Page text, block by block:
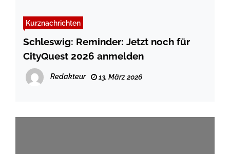
Kurznachrichten
Schleswig: Reminder: Jetzt noch für
CityQuest 2026 anmelden
Redakteur 13. März 2026